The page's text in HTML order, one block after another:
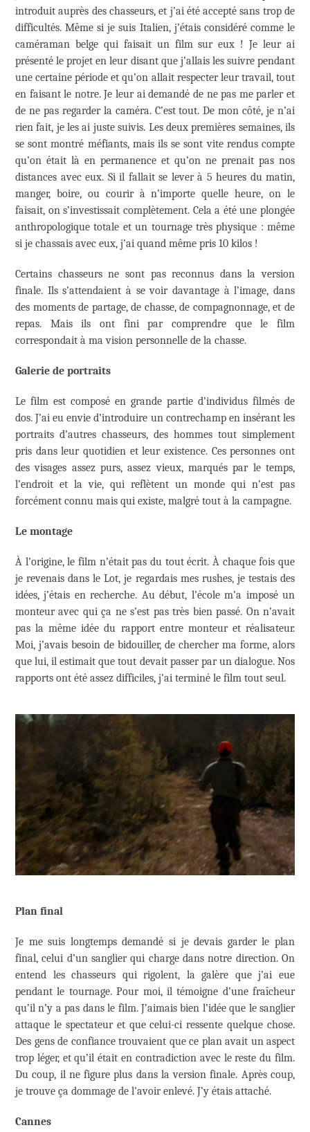
introduit auprès des chasseurs, et j’ai été accepté sans trop de
difficultés. Même si je suis Italien, j’étais considéré comme le
caméraman belge qui faisait un film sur eux ! Je leur ai
présenté le projet en leur disant que j’allais les suivre pendant
une certaine période et qu’on allait respecter leur travail, tout
en faisant le notre. Je leur ai demandé de ne pas me parler et
de ne pas regarder la caméra. C’est tout. De mon côté, je n’ai
rien fait, je les ai juste suivis. Les deux premières semaines, ils
se sont montré méfiants, mais ils se sont vite rendus compte
qu’on était là en permanence et qu’on ne prenait pas nos
distances avec eux. Si il fallait se lever à 5 heures du matin,
manger, boire, ou courir à n’importe quelle heure, on le
faisait, on s’investissait complètement. Cela a été une plongée
anthropologique totale et un tournage très physique : même
si je chassais avec eux, j’ai quand même pris 10 kilos !
Certains chasseurs ne sont pas reconnus dans la version
finale. Ils s’attendaient à se voir davantage à l’image, dans
des moments de partage, de chasse, de compagnonnage, et de
repas. Mais ils ont fini par comprendre que le film
correspondait à ma vision personnelle de la chasse.
Galerie de portraits
Le film est composé en grande partie d’individus filmés de
dos. J’ai eu envie d’introduire un contrechamp en insérant les
portraits d’autres chasseurs, des hommes tout simplement
pris dans leur quotidien et leur existence. Ces personnes ont
des visages assez purs, assez vieux, marqués par le temps,
l’endroit et la vie, qui reflètent un monde qui n’est pas
forcément connu mais qui existe, malgré tout à la campagne.
Le montage
À l’origine, le film n’était pas du tout écrit. À chaque fois que
je revenais dans le Lot, je regardais mes rushes, je testais des
idées, j’étais en recherche. Au début, l’école m’a imposé un
monteur avec qui ça ne s’est pas très bien passé. On n’avait
pas la même idée du rapport entre monteur et réalisateur.
Moi, j’avais besoin de bidouiller, de chercher ma forme, alors
que lui, il estimait que tout devait passer par un dialogue. Nos
rapports ont été assez difficiles, j’ai terminé le film tout seul.
Plan final
Je me suis longtemps demandé si je devais garder le plan
final, celui d’un sanglier qui charge dans notre direction. On
entend les chasseurs qui rigolent, la galère que j’ai eue
pendant le tournage. Pour moi, il témoigne d’une fraîcheur
qu’il n’y a pas dans le film. J’aimais bien l’idée que le sanglier
attaque le spectateur et que celui-ci ressente quelque chose.
Des gens de confiance trouvaient que ce plan avait un aspect
trop léger, et qu’il était en contradiction avec le reste du film.
Du coup, il ne figure plus dans la version finale. Après coup,
je trouve ça dommage de l’avoir enlevé. J’y étais attaché.
Cannes